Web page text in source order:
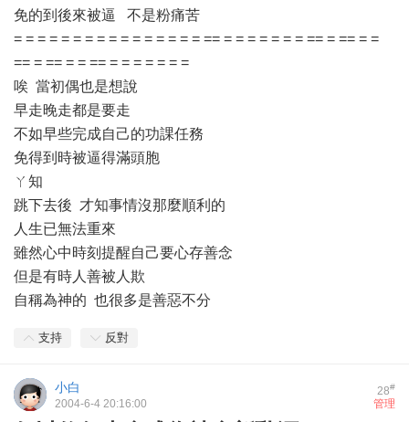
免的到後來被逼 不是粉痛苦
= = = = = = = = = = = = = = = = == = = = = = = = == = == = =
== = == = = == = = = = = = =
唉 當初偶也是想說
早走晚走都是要走
不如早些完成自己的功課任務
免得到時被逼得滿頭胞
ㄚ知
跳下去後 才知事情沒那麼順利的
人生已無法重來
雖然心中時刻提醒自己要心存善念
但是有時人善被人欺
自稱為神的 也很多是善惡不分
支持 反對
28#
小白
管理
2004-6-4 20:16:00